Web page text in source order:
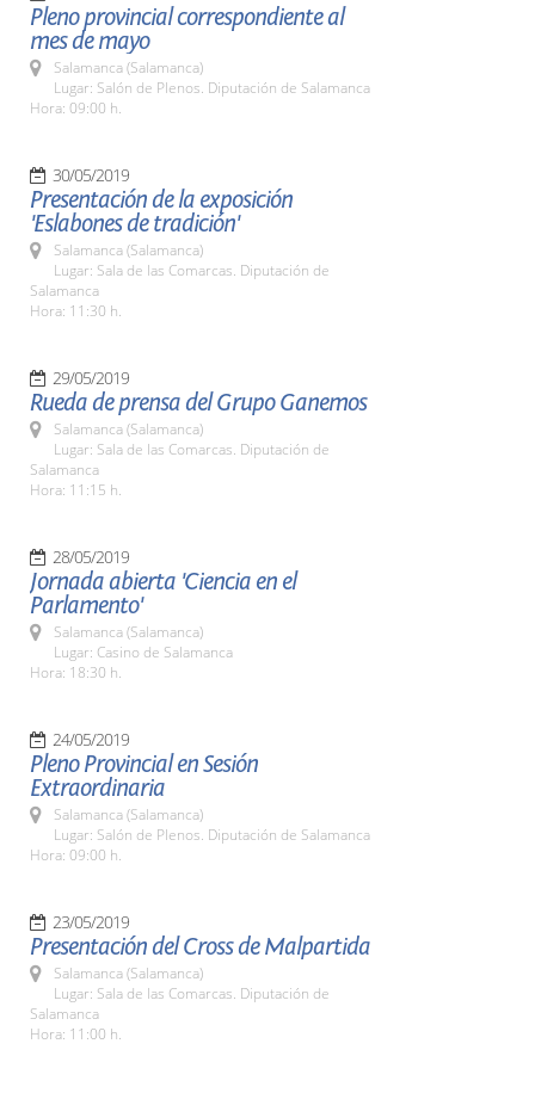
Pleno provincial correspondiente al
mes de mayo
Salamanca (Salamanca)
Lugar: Salón de Plenos. Diputación de Salamanca
Hora: 09:00 h.
30/05/2019
Presentación de la exposición
'Eslabones de tradición'
Salamanca (Salamanca)
Lugar: Sala de las Comarcas. Diputación de
Salamanca
Hora: 11:30 h.
29/05/2019
Rueda de prensa del Grupo Ganemos
Salamanca (Salamanca)
Lugar: Sala de las Comarcas. Diputación de
Salamanca
Hora: 11:15 h.
28/05/2019
Jornada abierta 'Ciencia en el
Parlamento'
Salamanca (Salamanca)
Lugar: Casino de Salamanca
Hora: 18:30 h.
24/05/2019
Pleno Provincial en Sesión
Extraordinaria
Salamanca (Salamanca)
Lugar: Salón de Plenos. Diputación de Salamanca
Hora: 09:00 h.
23/05/2019
Presentación del Cross de Malpartida
Salamanca (Salamanca)
Lugar: Sala de las Comarcas. Diputación de
Salamanca
Hora: 11:00 h.